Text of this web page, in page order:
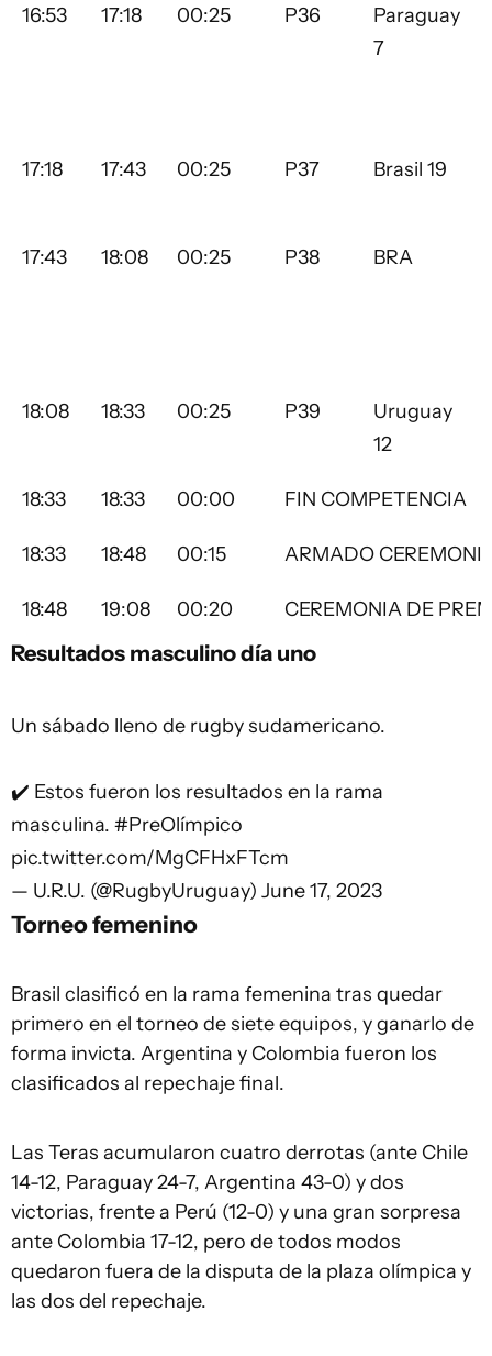
16:53 17:18 00:25 P36
Paraguay
7
17:18 17:43 00:25 P37 Brasil 19
17:43 18:08 00:25 P38 BRA
18:08 18:33 00:25 P39
Uruguay
12
18:33 18:33 00:00 FIN COMPETENCIA
18:33 18:48 00:15 ARMADO
18:48 19:08 00:20 CEREMONIA DE
Resultados masculino día uno
Un sábado lleno de rugby sudamericano.
✔️ Estos fueron los resultados en la rama
masculina. #PreOlímpico
pic.twitter.com/MgCFHxFTcm
— U.R.U. (@RugbyUruguay) June 17, 2023
Torneo femenino
Brasil clasificó en la rama femenina tras quedar
primero en el torneo de siete equipos, y ganarlo de
forma invicta. Argentina y Colombia fueron los
clasificados al repechaje final.
Las Teras acumularon cuatro derrotas (ante Chile
14-12, Paraguay 24-7, Argentina 43-0) y dos
victorias, frente a Perú (12-0) y una gran sorpresa
ante Colombia 17-12, pero de todos modos
quedaron fuera de la disputa de la plaza olímpica y
las dos del repechaje.